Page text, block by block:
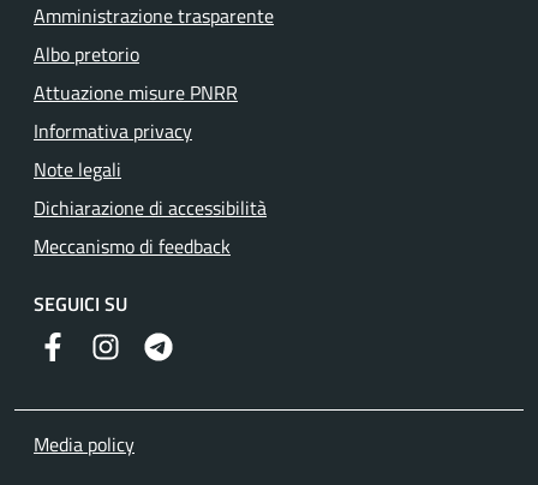
Amministrazione trasparente
Albo pretorio
Attuazione misure PNRR
Informativa privacy
Note legali
Dichiarazione di accessibilità
Meccanismo di feedback
SEGUICI SU
Facebook InstagramTelegram
Media policy